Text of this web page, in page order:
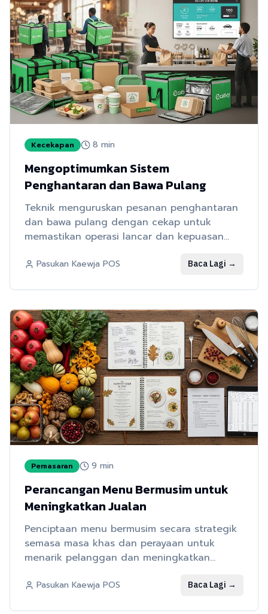
Kecekapan 8 min
Mengoptimumkan Sistem
Penghantaran dan Bawa Pulang
Teknik menguruskan pesanan penghantaran
dan bawa pulang dengan cekap untuk
memastikan operasi lancar dan kepuasan
Pasukan Kaewja POS Baca Lagi →
Pemasaran 9 min
Perancangan Menu Bermusim untuk
Meningkatkan Jualan
Penciptaan menu bermusim secara strategik
semasa masa khas dan perayaan untuk
menarik pelanggan dan meningkatkan
Pasukan Kaewja POS Baca Lagi →